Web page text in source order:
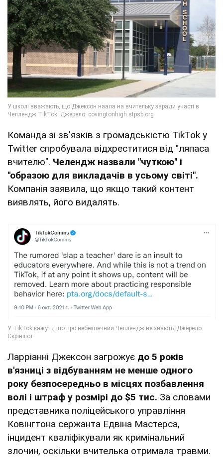
Команда зі зв'язків з громадськістю TikTok у
Twitter спробувала відхреститися від "ляпаса
вчителю". Челендж назвали "чуткою" і
"образою для викладачів в усьому світі".
Компанія заявила, що якщо такий контент
виявлять, його видалять.
Ларріанні Джексон загрожує до 5 років
в'язниці з відбуванням не менше одного
року безпосередньо в місцях позбавлення
волі і штраф у розмірі до $5 тис. За словами
представника поліцейського управління
Ковінгтона сержанта Едвіна Мастерса,
інцидент кваліфікували як кримінальний
злочин, оскільки вчителька отримала травми.